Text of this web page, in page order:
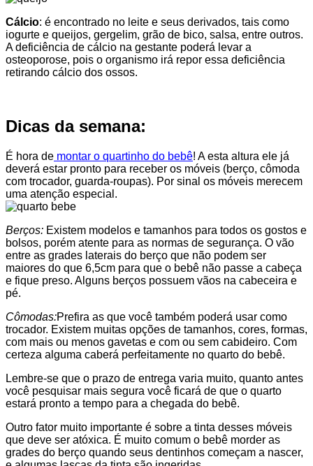
Cálcio: é encontrado no leite e seus derivados, tais como
iogurte e queijos, gergelim, grão de bico, salsa, entre outros.
A deficiência de cálcio na gestante poderá levar a
osteoporose, pois o organismo irá repor essa deficiência
retirando cálcio dos ossos.
Dicas da semana:
É hora de montar o quartinho do bebê! A esta altura ele já
deverá estar pronto para receber os móveis (berço, cômoda
com trocador, guarda-roupas). Por sinal os móveis merecem
uma atenção especial.
Berços: Existem modelos e tamanhos para todos os gostos e
bolsos, porém atente para as normas de segurança. O vão
entre as grades laterais do berço que não podem ser
maiores do que 6,5cm para que o bebê não passe a cabeça
e fique preso. Alguns berços possuem vãos na cabeceira e
pé.
Cômodas:Prefira as que você também poderá usar como
trocador. Existem muitas opções de tamanhos, cores, formas,
com mais ou menos gavetas e com ou sem cabideiro. Com
certeza alguma caberá perfeitamente no quarto do bebê.
Lembre-se que o prazo de entrega varia muito, quanto antes
você pesquisar mais segura você ficará de que o quarto
estará pronto a tempo para a chegada do bebê.
Outro fator muito importante é sobre a tinta desses móveis
que deve ser atóxica. É muito comum o bebê morder as
grades do berço quando seus dentinhos começam a nascer,